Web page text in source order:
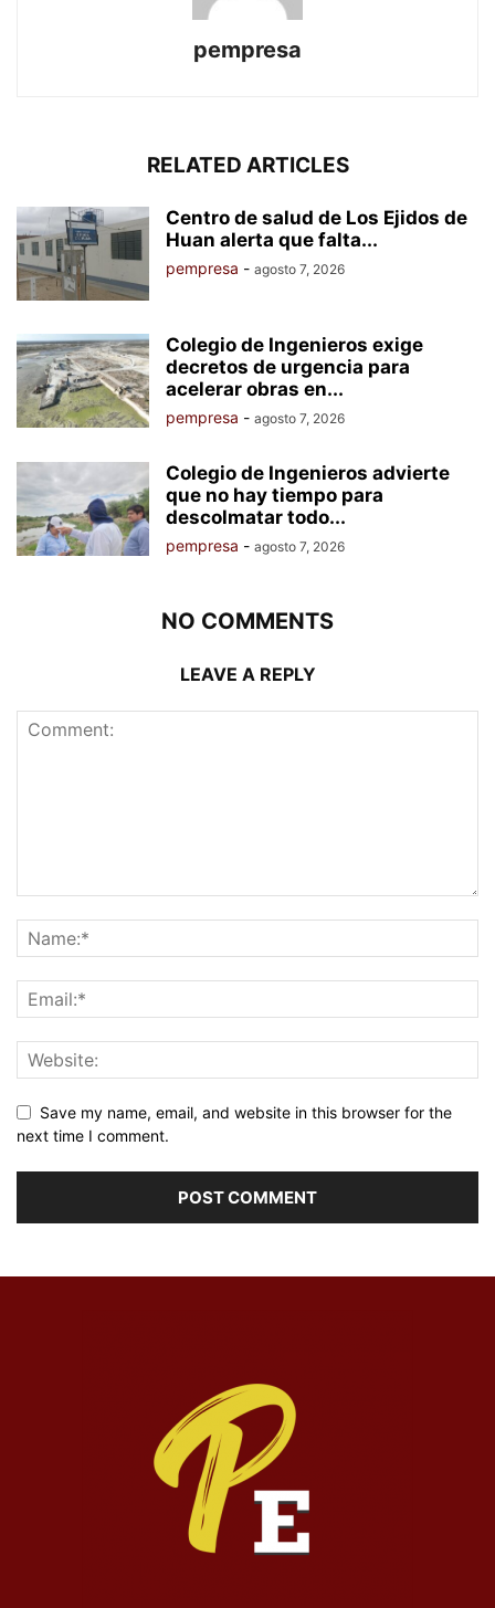
pempresa
RELATED ARTICLES
Centro de salud de Los Ejidos de
Huan alerta que falta...
pempresa - agosto 7, 2026
Colegio de Ingenieros exige
decretos de urgencia para
acelerar obras en...
pempresa - agosto 7, 2026
Colegio de Ingenieros advierte
que no hay tiempo para
descolmatar todo...
pempresa - agosto 7, 2026
NO COMMENTS
LEAVE A REPLY
Save my name, email, and website in this browser for the
next time I comment.